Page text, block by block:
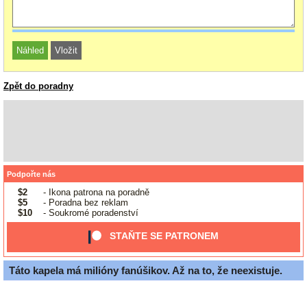
Zpět do poradny
Podpořte nás
$2
- Ikona patrona na poradně
$5
- Poradna bez reklam
$10
- Soukromé poradenství
STAŇTE SE PATRONEM
Táto kapela má milióny fanúšikov. Až na to, že neexistuje.